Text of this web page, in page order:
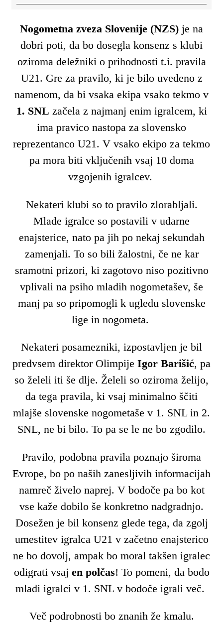
Nogometna zveza Slovenije (NZS) je na
dobri poti, da bo dosegla konsenz s klubi
oziroma deležniki o prihodnosti t.i. pravila
U21. Gre za pravilo, ki je bilo uvedeno z
namenom, da bi vsaka ekipa vsako tekmo v
1. SNL začela z najmanj enim igralcem, ki
ima pravico nastopa za slovensko
reprezentanco U21. V vsako ekipo za tekmo
pa mora biti vključenih vsaj 10 doma
vzgojenih igralcev.
Nekateri klubi so to pravilo zlorabljali.
Mlade igralce so postavili v udarne
enajsterice, nato pa jih po nekaj sekundah
zamenjali. To so bili žalostni, če ne kar
sramotni prizori, ki zagotovo niso pozitivno
vplivali na psiho mladih nogometašev, še
manj pa so pripomogli k ugledu slovenske
lige in nogometa.
Nekateri posamezniki, izpostavljen je bil
predvsem direktor Olimpije Igor Barišić, pa
so želeli iti še dlje. Želeli so oziroma želijo,
da tega pravila, ki vsaj minimalno ščiti
mlajše slovenske nogometaše v 1. SNL in 2.
SNL, ne bi bilo. To pa se le ne bo zgodilo.
Pravilo, podobna pravila poznajo široma
Evrope, bo po naših zanesljivih informacijah
namreč živelo naprej. V bodoče pa bo kot
vse kaže dobilo še konkretno nadgradnjo.
Dosežen je bil konsenz glede tega, da zgolj
umestitev igralca U21 v začetno enajsterico
ne bo dovolj, ampak bo moral takšen igralec
odigrati vsaj en polčas! To pomeni, da bodo
mladi igralci v 1. SNL v bodoče igrali več.
Več podrobnosti bo znanih že kmalu.